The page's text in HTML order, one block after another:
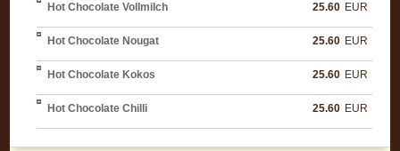
Hot Chocolate Vollmilch 25.60 EUR
Hot Chocolate Nougat 25.60 EUR
Hot Chocolate Kokos 25.60 EUR
Hot Chocolate Chilli 25.60 EUR